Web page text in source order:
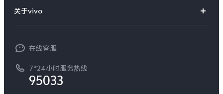
T系列
NEX系列
订单查询
查找手机
环保回收
开放平台
vivo 企业业务
廉正合规
国补营业执照
关于vivo
工作机会
新闻资讯
在线客服
7*24小时服务热线
95033